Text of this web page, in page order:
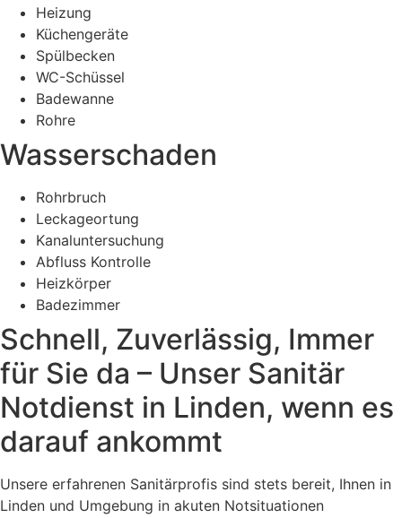
Heizung
Küchengeräte
Spülbecken
WC-Schüssel
Badewanne
Rohre
Wasserschaden
Rohrbruch
Leckageortung
Kanaluntersuchung
Abfluss Kontrolle
Heizkörper
Badezimmer
Schnell, Zuverlässig, Immer
für Sie da – Unser Sanitär
Notdienst in Linden, wenn es
darauf ankommt
Unsere erfahrenen Sanitärprofis sind stets bereit, Ihnen in
Linden und Umgebung in akuten Notsituationen